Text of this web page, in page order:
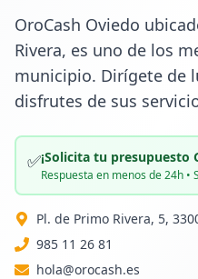
OroCash Oviedo
Rivera, es uno de los
municipio. Dirígete de
disfrutes de sus
✅¡Solicita tu presupuesto
Respuesta en menos de 24h
Pl. de Primo Rivera, 5,
985 11 26 81
hola@orocash.es